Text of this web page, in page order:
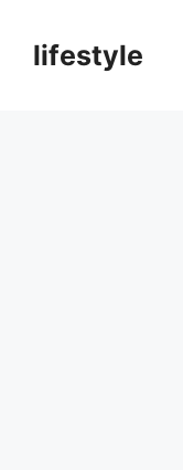
lifestyle